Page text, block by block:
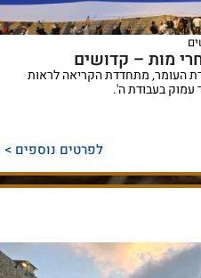
מות – קדושים
העומר, מתחדדת הקריאה לראות
עמוק בעבודת ה'.
לפרטים נוספים >